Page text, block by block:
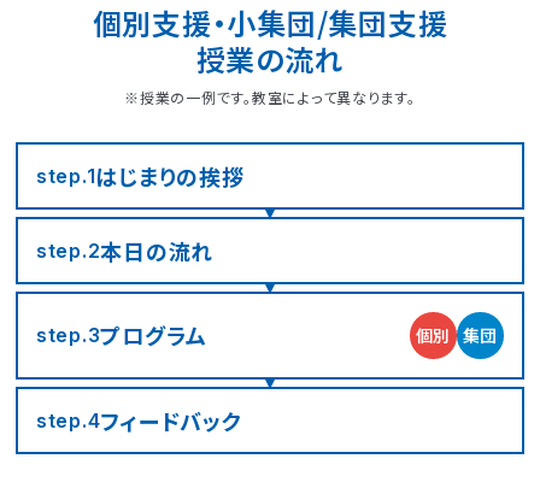
個別支援・小集団/集団支援
授業の流れ
※授業の一例です。教室によって異なります。
step.1はじまりの挨拶
step.2本日の流れ
step.3プログラム 個別 集団
step.4フィードバック
LITALICOジュニア
茨城エリアの教室一覧
つくば市
児童発達支援
LITALICOジュニア
埼玉エリアの教室一覧
さいたま市浦和区
朝霞市
LITALICOジュニア
千葉エリアの教室一覧
船橋市
浦安市
LITALICOジュニア
東京エリアの教室一覧
武蔵野市
豊島区
LITALICOジュニア
神奈川エリアの教室一覧
川崎市川崎区
横浜市港北区
LITALICOジュニア
愛知エリアの教室一覧
名古屋市名東区
名古屋市北区
LITALICOジュニア
静岡エリアの教室一覧
静岡市駿河区
児童発達支援
LITALICOジュニア
三重エリアの教室一覧
四日市市
放課後等デイサービス
LITALICOジュニア
大阪エリアの教室一覧
寝屋川市
大阪市住之江区
LITALICOジュニア
兵庫エリアの教室一覧
神戸市東灘区
神戸市垂水区
LITALICOジュニア
京都エリアの教室一覧
京都市下京区
京都市東山区
LITALICOジュニア
奈良エリアの教室一覧
奈良市
北葛城郡王寺町
LITALICOジュニア
宮城エリアの教室一覧
仙台市太白区
児童発達支援
LITALICOジュニア
広島エリアの教室一覧
広島市中区
児童発達支援
LITALICOジュニア
福岡エリアの教室一覧
北九州市
福岡市城南区